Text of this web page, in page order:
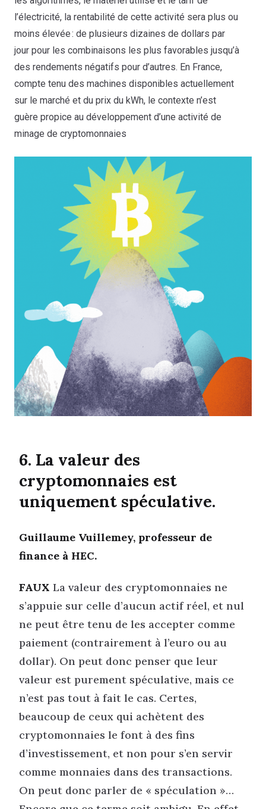
l’électricité, la rentabilité de cette activité sera plus ou
moins élevée : de plusieurs dizaines de dollars par
jour pour les combinaisons les plus favorables jusqu’à
des rendements négatifs pour d’autres. En France,
compte tenu des machines disponibles actuellement
sur le marché et du prix du kWh, le contexte n’est
guère propice au développement d’une activité de
minage de cryptomonnaies
6. La valeur des
cryptomonnaies est
uniquement spéculative.
Guillaume Vuillemey, professeur de
finance à HEC.
FAUX La valeur des cryptomonnaies ne
s’appuie sur celle d’aucun actif réel, et nul
ne peut être tenu de les accepter comme
paiement (contrairement à l’euro ou au
dollar). On peut donc penser que leur
valeur est purement spéculative, mais ce
n’est pas tout à fait le cas. Certes,
beaucoup de ceux qui achètent des
cryptomonnaies le font à des fins
d’investissement, et non pour s’en servir
comme monnaies dans des transactions.
On peut donc parler de « spéculation »…